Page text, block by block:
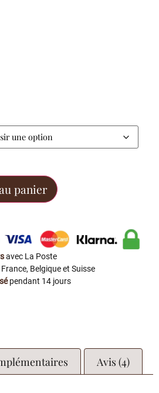
panier
avec La Poste
Belgique et Suisse
pendant 14 jours
Avis (4)